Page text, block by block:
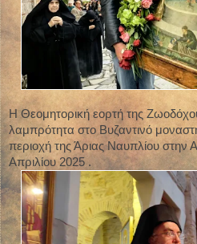
Η Θεομητορική εορτή της
λαμπρότητα στο Βυζαντινό
περιοχή της Άριας Ναυπλίου
Απριλίου 2025 .